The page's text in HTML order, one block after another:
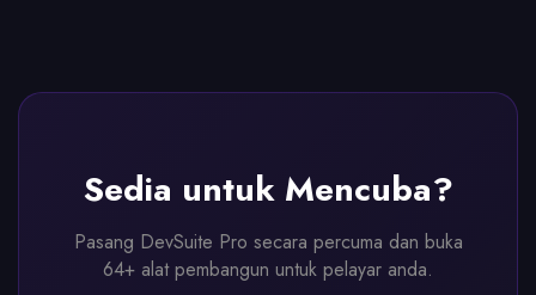
Sedia untuk Mencuba?
Pasang DevSuite Pro secara percuma dan buka
64+ alat pembangun untuk pelayar anda.